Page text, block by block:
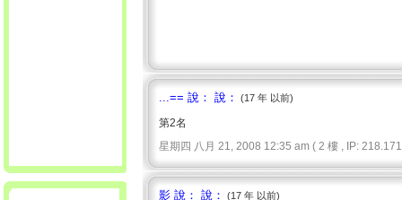
...== 說： 說： (17 年 以前)
第2名
星期四 八月 21, 2008 12:35 am ( 2 樓 , IP:
影 說： 說： (17 年 以前)